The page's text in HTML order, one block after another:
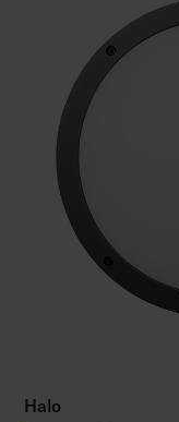
Halo